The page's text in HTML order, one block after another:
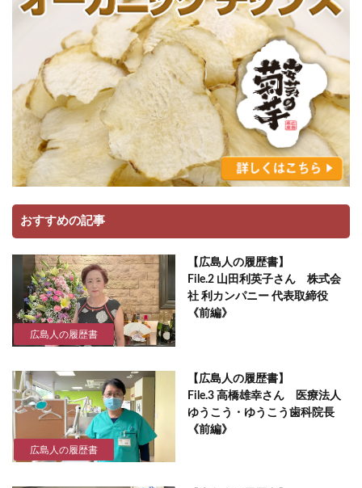
おすすめの記事
広島人の履歴書
【広島人の履歴書】
File.2 山田利英子さん 株式会
社 利カンパニー 代表取締役
《前編》
広島人の履歴書
【広島人の履歴書】
File.3 高橋雄幸さん 医療法人
ゆうこう・ゆうこう歯科院長
《前編》